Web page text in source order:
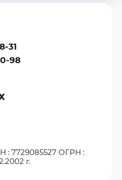
7729085527 ОГРН :
г.
31
98